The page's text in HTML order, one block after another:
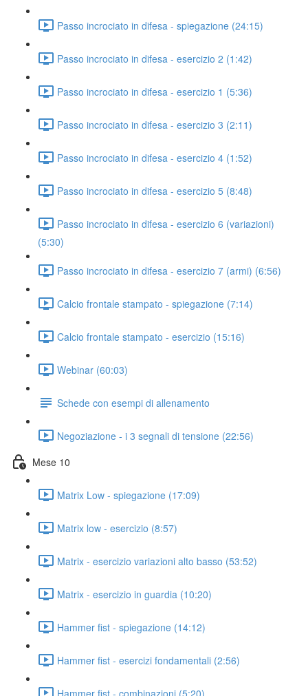
Passo incrociato in difesa - spiegazione (24:15)
Passo incrociato in difesa - esercizio 2 (1:42)
Passo incrociato in difesa - esercizio 1 (5:36)
Passo incrociato in difesa - esercizio 3 (2:11)
Passo incrociato in difesa - esercizio 4 (1:52)
Passo incrociato in difesa - esercizio 5 (8:48)
Passo incrociato in difesa - esercizio 6 (variazioni)
(5:30)
Passo incrociato in difesa - esercizio 7 (armi) (6:56)
Calcio frontale stampato - spiegazione (7:14)
Calcio frontale stampato - esercizio (15:16)
Webinar (60:03)
Schede con esempi di allenamento
Negoziazione - i 3 segnali di tensione (22:56)
Mese 10
Matrix Low - spiegazione (17:09)
Matrix low - esercizio (8:57)
Matrix - esercizio variazioni alto basso (53:52)
Matrix - esercizio in guardia (10:20)
Hammer fist - spiegazione (14:12)
Hammer fist - esercizi fondamentali (2:56)
Hammer fist - combinazioni (5:20)